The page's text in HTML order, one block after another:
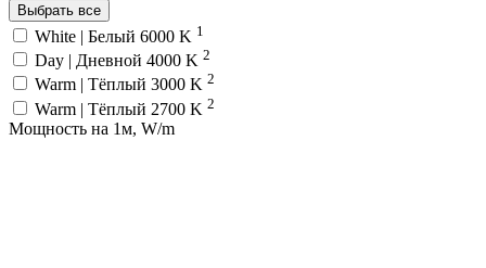
Выбрать все
White | Белый 6000 K 1
Day | Дневной 4000 K 2
Warm | Тёплый 3000 K 2
Warm | Тёплый 2700 K 2
Мощность на 1м, W/m